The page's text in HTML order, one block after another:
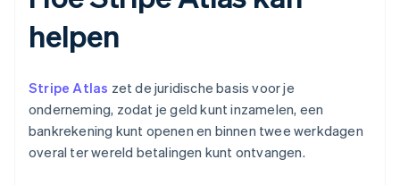
helpen
Stripe Atlas zet de juridische basis voor je
onderneming, zodat je geld kunt inzamelen, een
bankrekening kunt openen en binnen twee werkdagen
overal ter wereld betalingen kunt ontvangen.